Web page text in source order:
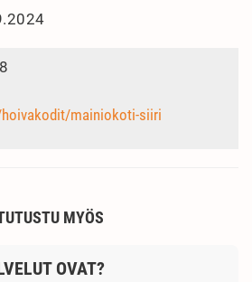
mainiokoti-siiri
MYÖS
OVAT?